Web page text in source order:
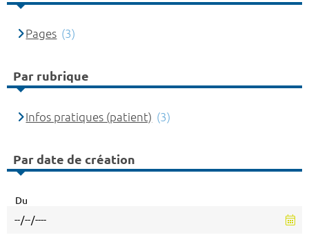
Pages (3)
Par rubrique
Infos pratiques (patient) (3)
Par date de création
Du